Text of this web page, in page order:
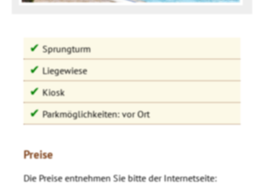
✔ Sprungturm
✔ Liegewiese
✔ Kiosk
✔ Parkmöglichkeiten: vor Ort
Preise
Die Preise entnehmen Sie bitte der Internetseite: